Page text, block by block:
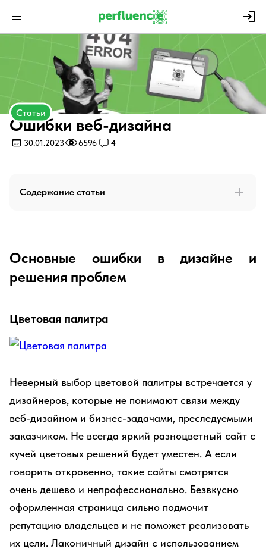
Статьи
Ошибки веб-дизайна
30.01.2023 6596 4
Содержание статьи
Основные ошибки в дизайне и
решения проблем
Цветовая палитра
Неверный выбор цветовой палитры встречается у
дизайнеров, которые не понимают связи между
веб-дизайном и бизнес-задачами, преследуемыми
заказчиком. Не всегда яркий разноцветный сайт с
кучей цветовых решений будет уместен. А если
говорить откровенно, такие сайты смотрятся
очень дешево и непрофессионально. Безвкусно
оформленная страница сильно подмочит
репутацию владельцев и не поможет реализовать
их цели. Лаконичный дизайн с использованием